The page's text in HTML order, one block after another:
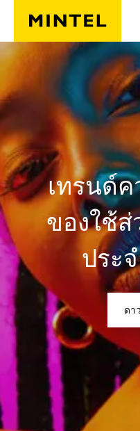
ข้ามไปยังเนื้อหาหลัก
เทรนด์
ของใช้
ประ
ดา